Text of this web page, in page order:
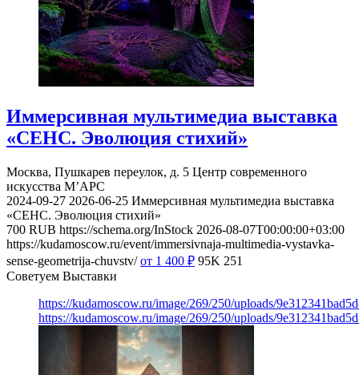
Иммерсивная мультимедиа выставка
«СЕНС. Эволюция стихий»
Москва, Пушкарев переулок, д. 5 Центр современного
искусства М’АРС
2024-09-27 2026-06-25 Иммерсивная мультимедиа выставка
«СЕНС. Эволюция стихий»
700 RUB https://schema.org/InStock 2026-08-07T00:00:00+03:00
https://kudamoscow.ru/event/immersivnaja-multimedia-vystavka-
sense-geometrija-chuvstv/ от 1 400 ₽ 95K 251
Советуем Выставки
https://kudamoscow.ru/image/269/250/uploads/
https://kudamoscow.ru/image/269/250/uploads/